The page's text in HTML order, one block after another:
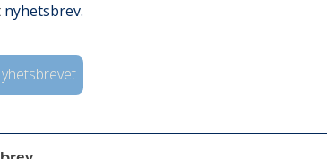
nyhetsbrev.